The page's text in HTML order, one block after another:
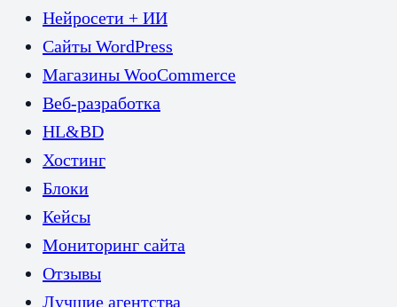
Нейросети + ИИ
Сайты WordPress
Магазины WooCommerce
Веб-разработка
HL&BD
Хостинг
Блоки
Кейсы
Мониторинг сайта
Отзывы
Лучшие агентства